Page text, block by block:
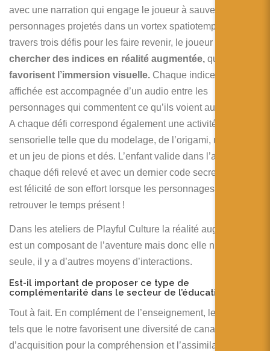
avec une narration qui engage le joueur à sauver des
personnages projetés dans un vortex spatiotemporel. Au
travers trois défis pour les faire revenir, le joueur va
chercher des indices en réalité augmentée, qui
favorisent l’immersion visuelle. Chaque indice RA
affichée est accompagnée d’un audio entre les
personnages qui commentent ce qu’ils voient autour d’eux.
A chaque défi correspond également une activité
sensorielle telle que du modelage, de l’origami, un puzzle
et un jeu de pions et dés. L’enfant valide dans l’application
chaque défi relevé et avec un dernier code secret, le joueur
est félicité de son effort lorsque les personnages ont pu
retrouver le temps présent !
Dans les ateliers de Playful Culture la réalité augmentée
est un composant de l’aventure mais donc elle n’est pas
seule, il y a d’autres moyens d’interactions.
Est-il important de proposer ce type de
complémentarité dans le secteur de l’éducation ?
Tout à fait. En complément de l’enseignement, les ateliers
tels que le notre favorisent une diversité de canaux
d’acquisition pour la compréhension et l’assimilation.